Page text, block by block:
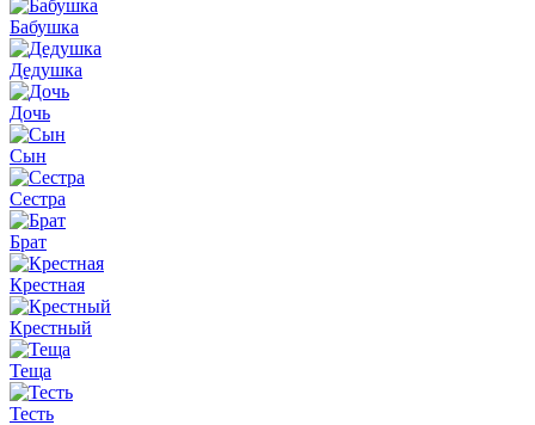
Бабушка
Дедушка
Дочь
Сын
Сестра
Брат
Крестная
Крестный
Теща
Тесть